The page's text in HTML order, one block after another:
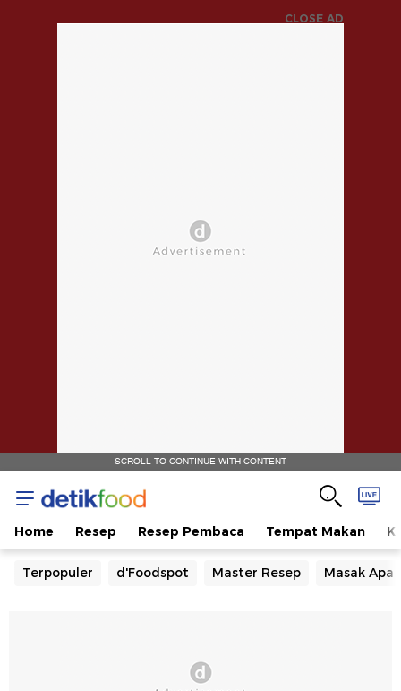
CLOSE AD
SCROLL TO CONTINUE WITH CONTENT
Home Resep Resep Pembaca Tempat Makan
Terpopuler d'Foodspot Master Resep Masak Apa